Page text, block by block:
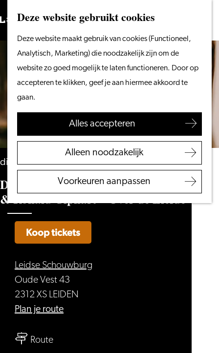
Deze website gebruikt cookies
Deze website maakt gebruik van cookies (Functioneel,
Analytisch, Marketing) die noodzakelijk zijn om de
website zo goed mogelijk te laten functioneren. Door op
accepteren te klikken, geef je aan hiermee akkoord te
gaan.
Alles accepteren
Alleen noodzakelijk
Voorkeuren aanpassen
Ga
naar
homepage
Menu
ZoekenVanaf het water
wandelen
Winkelen
Eten & drinken
Met kinderen
VVV Leiden
Bereikbaarheid
Regio Leiden
Zoeken
dinsdag 25 mei 2027
Debby Gerritsen, Eveline Stallaart
& Ronald Giphart – Over de Liefde
Leidse Schouwburg
Oude Vest 43
2312 XS LEIDEN
Plan je routenaar
Routenaar
Koop tickets